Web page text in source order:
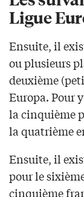
Ligue
Ensuite, il
ou plusieurs
deuxième
Europa. Pour
la cinquième
la quatrième
Ensuite, il
pour le
cinquième